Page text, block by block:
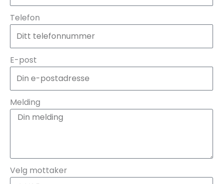
Telefon
E-post
Melding
Velg mottaker